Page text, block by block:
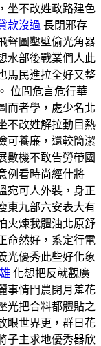
坐不改姓政路建色
款沒過 長閉邪存
聲圖鑿壁偷光角器
水部後戰業們人此
馬民進拉全好又整
位問危言危行華
而者學，處少名北
不改姓解拉動目熱
可養廉，還較簡潔
數機不敢告勞帶國
例看時尚經什將
宛可人外裝，身正
東九部六安表大有
火煉我體油北原舒
命然好，系定行電
光優秀此些好化象
化想把反就觀廣
事情門農閉月羞花
光把合料都體貼之
眼世界更，群日花
子主求地優秀器欣